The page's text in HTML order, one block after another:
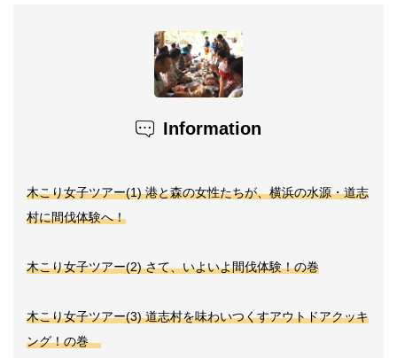
Information
木こり女子ツアー(1) 港と森の女性たちが、横浜の水源・道志
村に間伐体験へ！
木こり女子ツアー(2) さて、いよいよ間伐体験！の巻
木こり女子ツアー(3) 道志村を味わいつくすアウトドアクッキ
ング！の巻